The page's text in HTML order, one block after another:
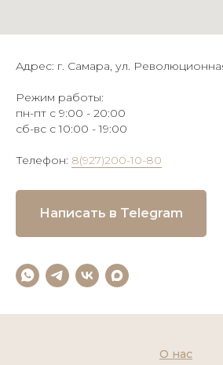
Адрес: г. Самара, ул.
Режим работы:
пн-пт с 9:00 - 20:00
сб-вс с 10:00 - 19:00
Телефон: 8(927)200-10-80
Написать в Telegram
О нас